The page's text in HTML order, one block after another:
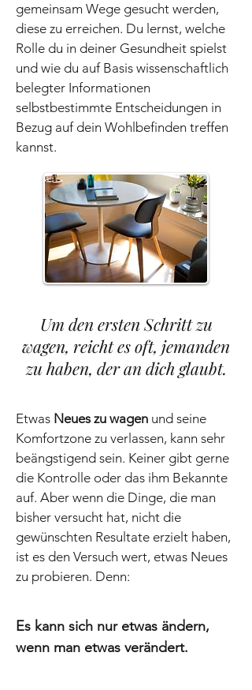
gemeinsam Wege gesucht werden,
diese zu erreichen. Du lernst, welche
Rolle du in deiner Gesundheit spielst
und wie du auf Basis wissenschaftlich
belegter Informationen
selbstbestimmte Entscheidungen in
Bezug auf dein Wohlbefinden treffen
kannst.
Um den ersten Schritt zu
wagen, reicht es oft, jemanden
zu haben, der an dich glaubt.
​Etwas Neues zu wagen und seine
Komfortzone zu verlassen, kann sehr
beängstigend sein. Keiner gibt gerne
die Kontrolle oder das ihm Bekannte
auf. Aber wenn die Dinge, die man
bisher versucht hat, nicht die
gewünschten Resultate erzielt haben,
ist es den Versuch wert, etwas Neues
zu probieren. Denn:
Es kann sich nur etwas ändern,
wenn man etwas verändert.